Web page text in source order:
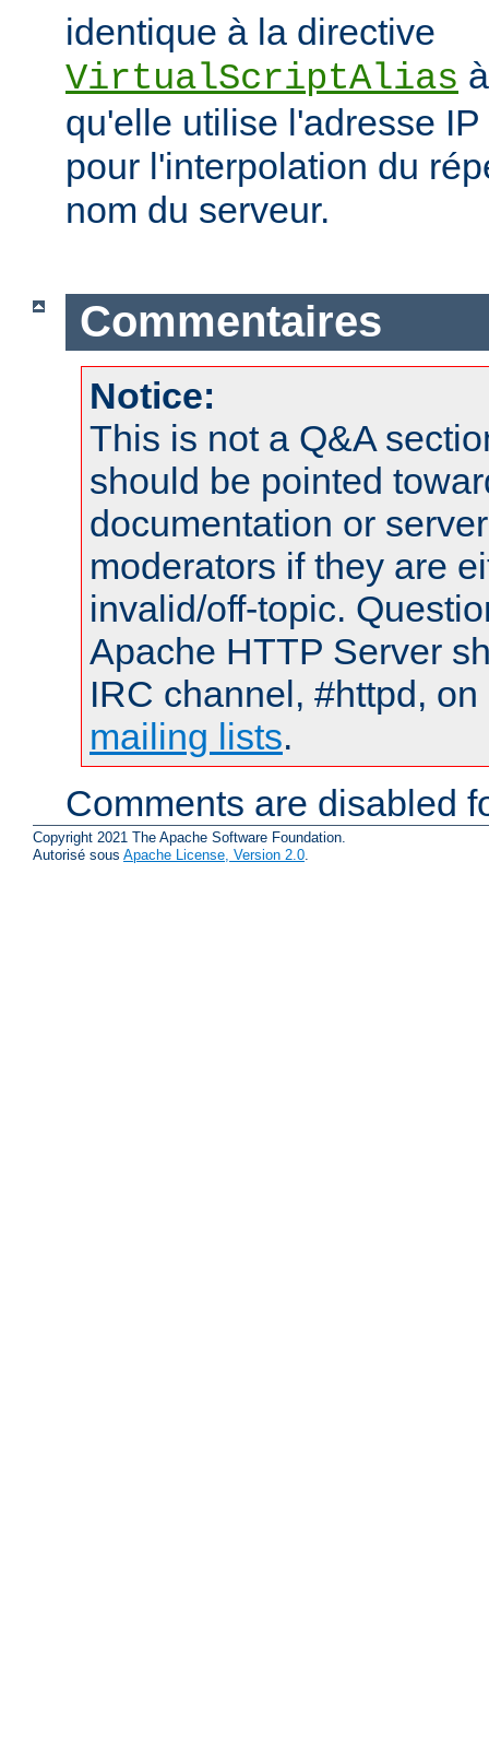
identique à la directive
VirtualScriptAlias
qu'elle utilise l'adresse
pour l'interpolation du
nom du serveur.
Commentaires
Notice:
This is not a Q&A
should be pointed
documentation or
moderators if they are
invalid/off-topic.
Apache HTTP Server
IRC channel, #httpd,
mailing lists.
Comments are disabled
Copyright 2021 The Apache Software Foundation.
Autorisé sous Apache License, Version 2.0